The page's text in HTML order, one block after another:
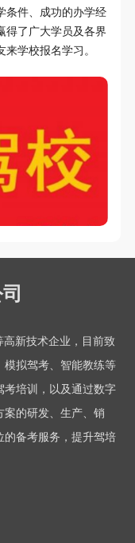
条件、成功的办学经
得了广大学员及各界
学校报名学习。
新技术企业，目前致
模拟驾考、智能教练等
考培训，以及通过数字
案的研发、生产、销
的备考服务，提升驾培